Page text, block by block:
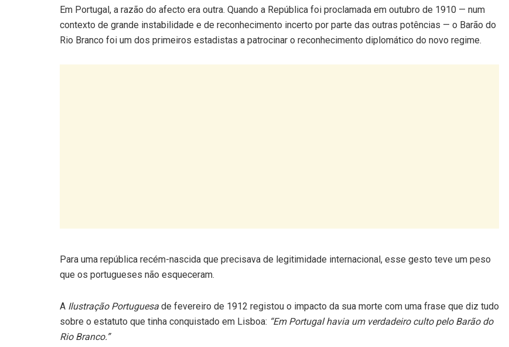
Rio Branco foi um dos primeiros estadistas a patrocinar o reconhecimento diplomático do novo regime.
que os portugueses não esqueceram.
AIlustração Portuguesade fevereiro de 1912 registou o impacto da sua morte com uma frase que diz tudo
sobre o estatuto que tinha conquistado em Lisboa:
Dez minutos que se tornaram um